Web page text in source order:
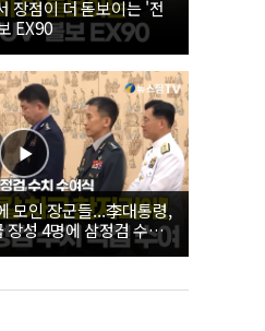
장점이 더 돋보이는 '전
EX90
모인 장군들...李대통령,
장성 4명에 삼정검 수치
장성 진급·삼정검 수치